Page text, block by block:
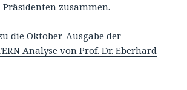
zusammen.
die Oktober-Ausgabe der
Analyse von Prof. Dr. Eberhard